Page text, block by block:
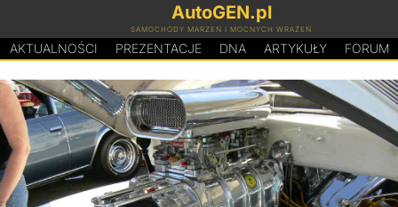
AutoGEN.pl
SAMOCHODY MARZEŃ I MOCNYCH WRAŻEŃ
AKTUALNOŚCI PREZENTACJE DNA ARTYKUŁY FORUM